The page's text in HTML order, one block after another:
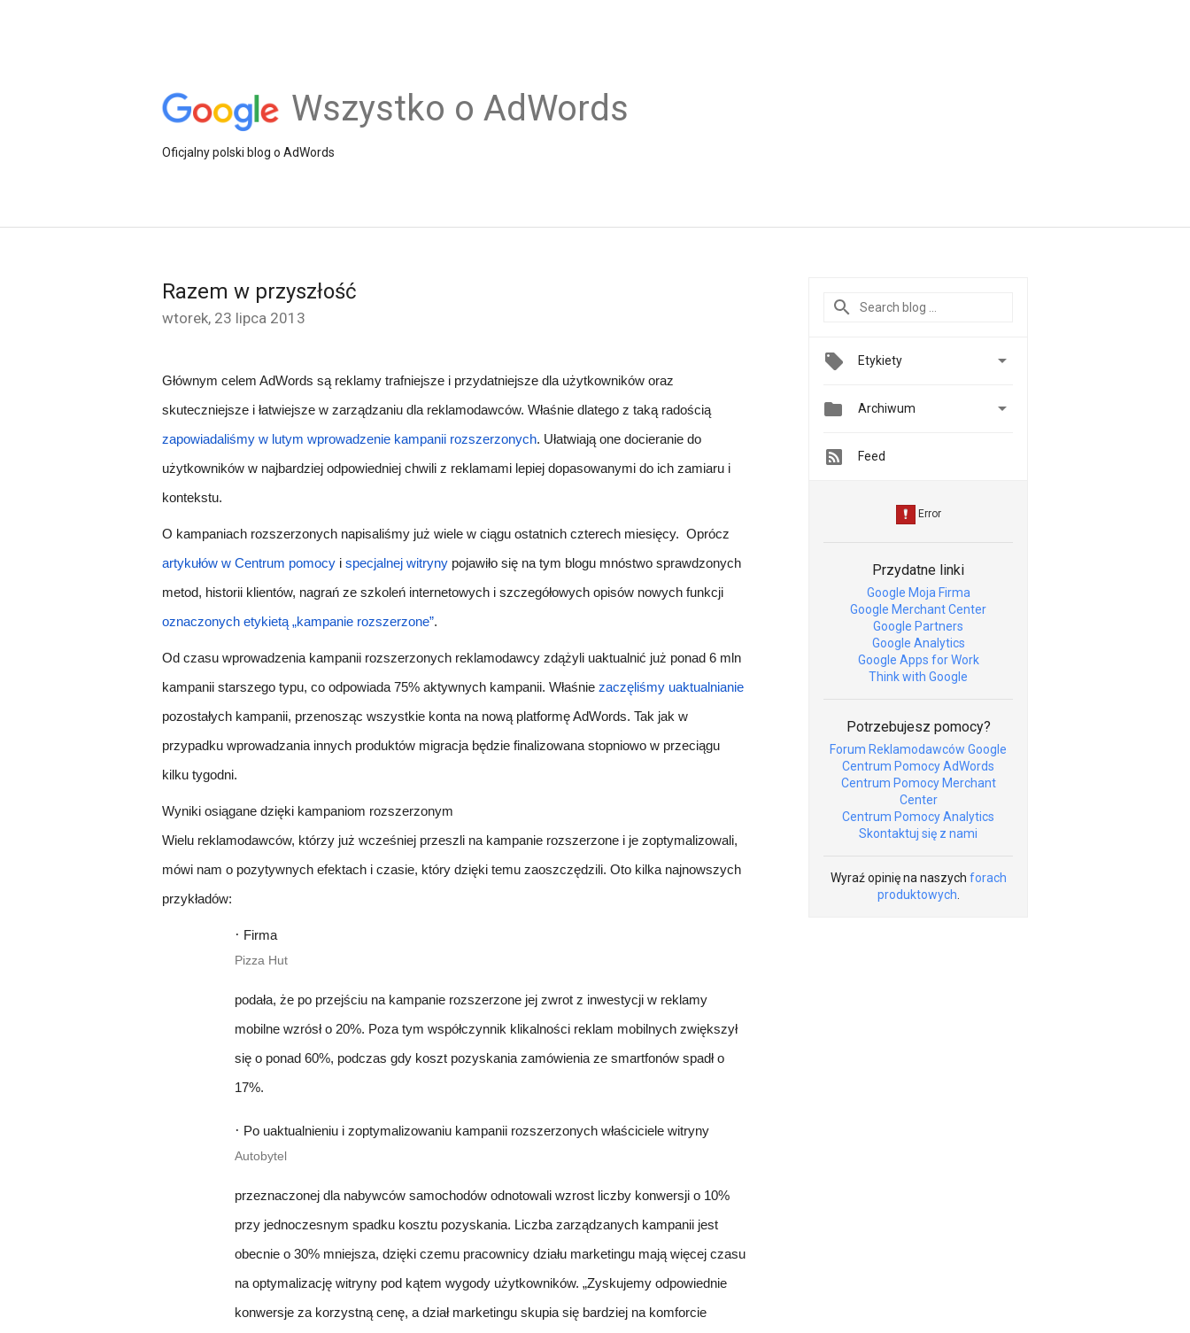
Wszystko o AdWords
Oficjalny polski blog o AdWords
Razem w przyszłość
wtorek, 23 lipca 2013
Głównym celem AdWords są reklamy trafniejsze i przydatniejsze dla użytkowników oraz
skuteczniejsze i łatwiejsze w zarządzaniu dla reklamodawców. Właśnie dlatego z taką radością
zapowiadaliśmy w lutym wprowadzenie kampanii rozszerzonych. Ułatwiają one docieranie do
użytkowników w najbardziej odpowiedniej chwili z reklamami lepiej dopasowanymi do ich zamiaru i
kontekstu.
O kampaniach rozszerzonych napisaliśmy już wiele w ciągu ostatnich czterech miesięcy. Oprócz
artykułów w Centrum pomocy i specjalnej witryny pojawiło się na tym blogu mnóstwo sprawdzonych
metod, historii klientów, nagrań ze szkoleń internetowych i szczegółowych opisów nowych funkcji
oznaczonych etykietą „kampanie rozszerzone”.
Od czasu wprowadzenia kampanii rozszerzonych reklamodawcy zdążyli uaktualnić już ponad 6 mln
kampanii starszego typu, co odpowiada 75% aktywnych kampanii. Właśnie zaczęliśmy uaktualnianie
pozostałych kampanii, przenosząc wszystkie konta na nową platformę AdWords. Tak jak w
przypadku wprowadzania innych produktów migracja będzie finalizowana stopniowo w przeciągu
kilku tygodni.
Wyniki osiągane dzięki kampaniom rozszerzonym
Wielu reklamodawców, którzy już wcześniej przeszli na kampanie rozszerzone i je zoptymalizowali,
mówi nam o pozytywnych efektach i czasie, który dzięki temu zaoszczędzili. Oto kilka najnowszych
przykładów:
· Firma
Pizza Hut
podała, że po przejściu na kampanie rozszerzone jej zwrot z inwestycji w reklamy
mobilne wzrósł o 20%. Poza tym współczynnik klikalności reklam mobilnych zwiększył
się o ponad 60%, podczas gdy koszt pozyskania zamówienia ze smartfonów spadł o
17%.
· Po uaktualnieniu i zoptymalizowaniu kampanii rozszerzonych właściciele witryny
Autobytel
przeznaczonej dla nabywców samochodów odnotowali wzrost liczby konwersji o 10%
przy jednoczesnym spadku kosztu pozyskania. Liczba zarządzanych kampanii jest
obecnie o 30% mniejsza, dzięki czemu pracownicy działu marketingu mają więcej czasu
na optymalizację witryny pod kątem wygody użytkowników. „Zyskujemy odpowiednie
konwersje za korzystną cenę, a dział marketingu skupia się bardziej na komforcie
Etykiety 
 Archiwum 
Feed
Przydatne linki
Google Moja Firma
Google Merchant Center
Google Partners
Google Analytics
Google Apps for Work
Think with Google
Potrzebujesz pomocy?
Forum Reklamodawców Google
Centrum Pomocy AdWords
Centrum Pomocy Merchant
Center
Centrum Pomocy Analytics
Skontaktuj się z nami
Wyraź opinię na naszych forach
produktowych